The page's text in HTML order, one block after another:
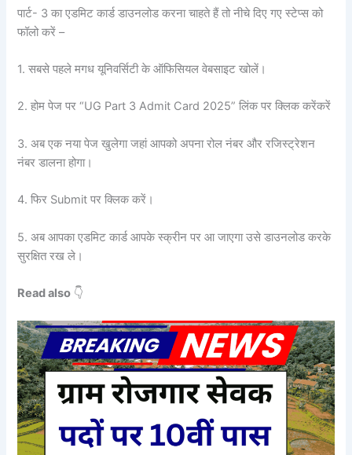
पार्ट- 3 का एडमिट कार्ड डाउनलोड करना चाहते हैं तो नीचे दिए गए स्टेप्स को
फॉलो करें –
1. सबसे पहले मगध यूनिवर्सिटी के ऑफिसियल वेबसाइट खोलें।
2. होम पेज पर “UG Part 3 Admit Card 2025” लिंक पर क्लिक करेंकरें
3. अब एक नया पेज खुलेगा जहां आपको अपना रोल नंबर और रजिस्ट्रेशन
नंबर डालना होगा।
4. फिर Submit पर क्लिक करें।
5. अब आपका एडमिट कार्ड आपके स्क्रीन पर आ जाएगा उसे डाउनलोड करके
सुरक्षित रख ले।
Read also 👇